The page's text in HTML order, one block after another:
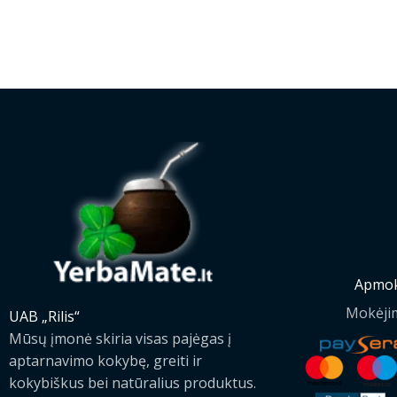
UAB „Rilis“
Mūsų įmonė skiria visas pajėgas į
aptarnavimo kokybę, greiti ir
kokybiškus bei natūralius produktus.